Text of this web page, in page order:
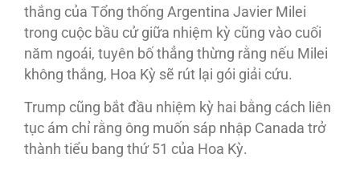
thắng của Tổng thống Argentina Javier Milei
trong cuộc bầu cử giữa nhiệm kỳ cũng vào cuối
năm ngoái, tuyên bố thẳng thừng rằng nếu Milei
không thắng, Hoa Kỳ sẽ rút lại gói giải cứu.
Trump cũng bắt đầu nhiệm kỳ hai bằng cách liên
tục ám chỉ rằng ông muốn sáp nhập Canada trở
thành tiểu bang thứ 51 của Hoa Kỳ.